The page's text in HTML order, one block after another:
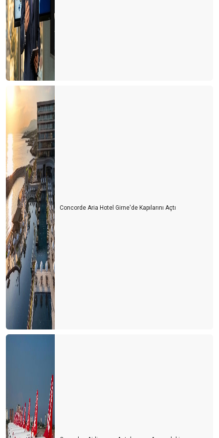
BOŞ BAKKAL…
AYASOFYA PAZAR GÜNLERi DE ORTODOKS HRiSTiYANLARIN
iBADETiNE AÇILIR MI?
Oteller umulandan erken açıldı. Ne diyeceksiniz?
Bakan; "Her şey dahil sistemi devam edecek, ancak yiyecekleri
biz almayacağız, aşçılar verecek"
COVID-19 SONRASI TURİZMDE ÇÖZÜM-1 "YAZLIKLAR"
COVID-19 ve YENi DÜNYA DÜZENiNDE TURiZM
CORONA KAYIPLARIMIZ...
TAŞ MI YiYELiM..?
zambia zimbabwe botswana
Güney Afrika İzlenimleri
ERENKÖY GÜNLÜKLERİ
4 Kuşak turizm
Farklı bir turizm çeşidi ''Agritourismo''
TÜRSAB Seçimlerinde zafer kadınların
Türk Kahvesi Her Şey Dahil Sisteminden Çıkartılsın
TUNCELi iZLENiMLERi
İTALYA İLE AŞK BİR BAŞKA BAHARA...
TÜRSAB Başkan Adayı Kriterleri.
Türkiye Turizm Tanıtım ve Geliştirme Ajansı Hakkında;
TÜRSAB'ın 15 Temmuz ilanı
Concorde Aria Hotel Girne'de Kapılarını Açtı